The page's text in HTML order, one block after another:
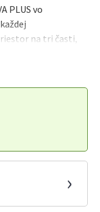
PLUS vo
na tri časti,
›